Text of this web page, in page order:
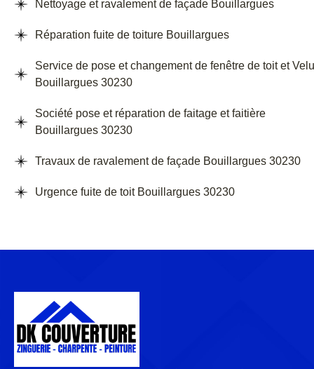
Nettoyage et ravalement de façade Bouillargues
Réparation fuite de toiture Bouillargues
Service de pose et changement de fenêtre de toit et
Bouillargues 30230
Société pose et réparation de faitage et faitière
Bouillargues 30230
Travaux de ravalement de façade Bouillargues 30230
Urgence fuite de toit Bouillargues 30230